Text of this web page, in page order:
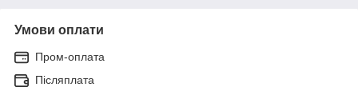
Умови оплати
Пром-оплата
Післяплата